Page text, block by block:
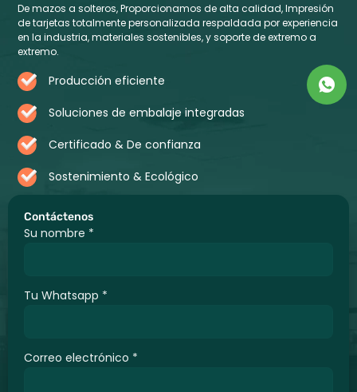
Contáctenos
Su nombre *
Tu Whatsapp *
Correo electrónico *
De mazos a solteros, Proporcionamos de alta calidad, Impresión
de tarjetas totalmente personalizada respaldada por experiencia
en la industria, materiales sostenibles, y soporte de extremo a
extremo.
Producción eficiente
Soluciones de embalaje integradas
Certificado & De confianza
Sostenimiento & Ecológico